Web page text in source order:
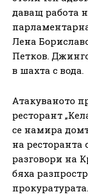
даващ работа
Лена
Петков.
в шахта с вода.
Атакуваното
ресторант
се намира
на ресторанта
разговори на
бяха
прокуратурата.